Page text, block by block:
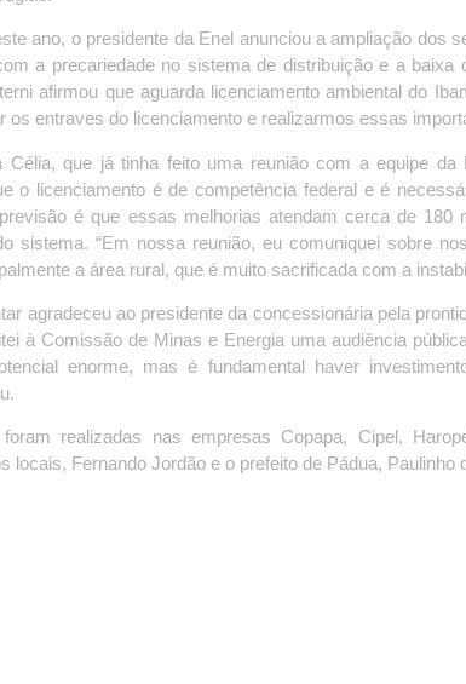
ano, o presidente da Enel anunciou a ampliação dos
a precariedade no sistema de distribuição e a
afirmou que aguarda licenciamento ambiental do
os entraves do licenciamento e realizarmos essas
Célia, que já tinha feito uma reunião com a equipe
o licenciamento é de competência federal e é
é que essas melhorias atendam cerca de
sistema. “Em nossa reunião, eu comuniquei sobre
a área rural, que é muito sacrificada com a
agradeceu ao presidente da concessionária pela
à Comissão de Minas e Energia uma audiência
enorme, mas é fundamental haver
realizadas nas empresas Copapa, Cipel,
locais, Fernando Jordão e o prefeito de Pádua, Paulinho